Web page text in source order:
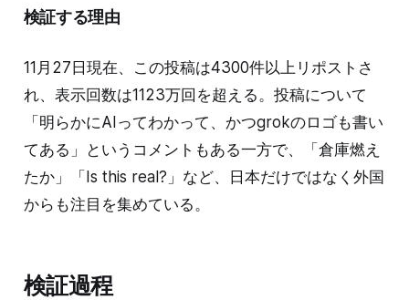
検証する理由
11月27日現在、この投稿は4300件以上リポストさ
れ、表示回数は1123万回を超える。投稿について
「明らかにAIってわかって、かつgrokのロゴも書い
てある」というコメントもある一方で、「倉庫燃え
たか」「Is this real?」など、日本だけではなく外国
からも注目を集めている。
検証過程